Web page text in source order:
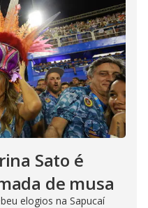
Sato é
de musa
elogios na Sapucaí